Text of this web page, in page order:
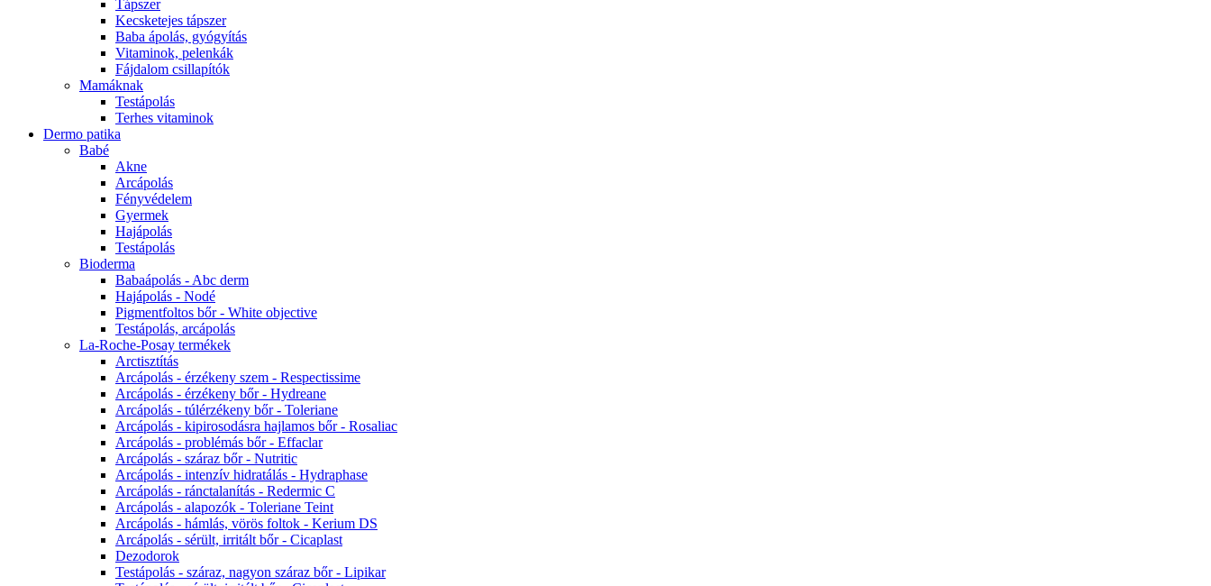
Tápszer
Kecsketejes tápszer
Baba ápolás, gyógyítás
Vitaminok, pelenkák
Fájdalom csillapítók
Mamáknak
Testápolás
Terhes vitaminok
Dermo patika
Babé
Akne
Arcápolás
Fényvédelem
Gyermek
Hajápolás
Testápolás
Bioderma
Babaápolás - Abc derm
Hajápolás - Nodé
Pigmentfoltos bőr - White objective
Testápolás, arcápolás
La-Roche-Posay termékek
Arctisztítás
Arcápolás - érzékeny szem - Respectissime
Arcápolás - érzékeny bőr - Hydreane
Arcápolás - túlérzékeny bőr - Toleriane
Arcápolás - kipirosodásra hajlamos bőr - Rosaliac
Arcápolás - problémás bőr - Effaclar
Arcápolás - száraz bőr - Nutritic
Arcápolás - intenzív hidratálás - Hydraphase
Arcápolás - ránctalanítás - Redermic C
Arcápolás - alapozók - Toleriane Teint
Arcápolás - hámlás, vörös foltok - Kerium DS
Arcápolás - sérült, irritált bőr - Cicaplast
Dezodorok
Testápolás - száraz, nagyon száraz bőr - Lipikar